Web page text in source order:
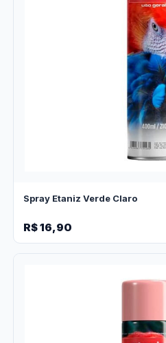
Spray Etaniz Verde Claro
R$ 16,90